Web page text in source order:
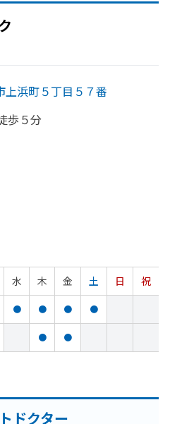
上浜町５丁目５７番
歩５分
水 木 金 土 日
祝
● ● ● ●
● ●
ドクター